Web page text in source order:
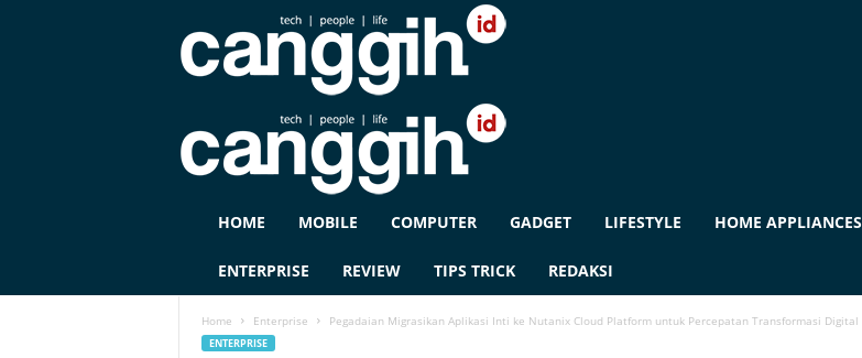
G
HOME MOBILE COMPUTER GADGET LIFESTYLE HOME APPLIANCES
ENTERPRISE REVIEW TIPS TRICK REDAKSI
Home Enterprise Pegadaian Migrasikan Aplikasi Inti ke Nutanix Cloud Platform untuk Percepatan Transformasi Digital
ENTERPRISE